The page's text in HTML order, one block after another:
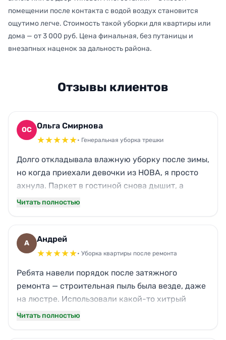
помещении после контакта с водой воздух становится
ощутимо легче. Стоимость такой уборки для квартиры или
дома — от 3 000 руб. Цена финальная, без путаницы и
внезапных наценок за дальность района.
Отзывы клиентов
ОС Ольга Смирнова
★★★★★• Генеральная уборка трешки
Долго откладывала влажную уборку после зимы,
но когда приехали девочки из НОВА, я просто
ахнула. Паркет в гостиной снова дышит, а
кухонный жир с вытяжки исчез бесследно.
сияют так, что соседи спрашивают, не
заменили ли стеклопакеты. Огромное спасибо
Читать полностью
А Андрей
★★★★★• Уборка квартиры после ремонта
Ребята навели порядок после затяжного
ремонта — строительная пыль была везде, даже
на люстре. Использовали какой-то хитрый
пылесос с водой, и теперь в квартире можно
Читать полностью